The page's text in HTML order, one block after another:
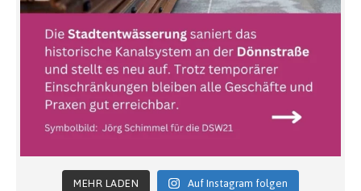
MEHR LADEN Auf Instagram folgen